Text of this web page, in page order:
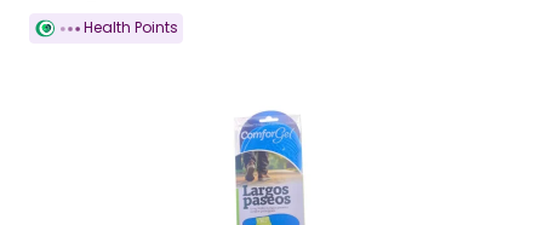
Health Points